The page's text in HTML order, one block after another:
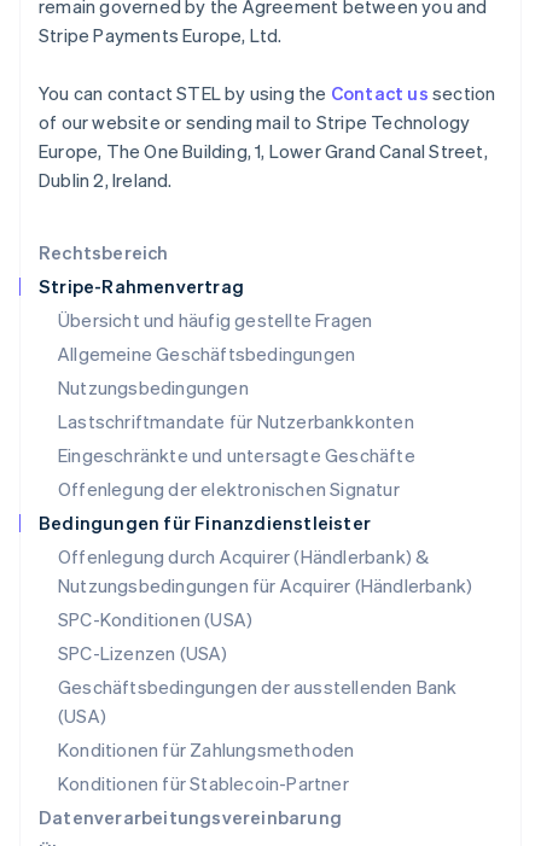
Rechtsbereich
Stripe-Rahmenvertrag
Übersicht und häufig gestellte Fragen
Allgemeine Geschäftsbedingungen
Nutzungsbedingungen
Lastschriftmandate für Nutzerbankkonten
Eingeschränkte und untersagte Geschäfte
Offenlegung der elektronischen Signatur
Bedingungen für Finanzdienstleister
Offenlegung durch Acquirer (Händlerbank) &
Nutzungsbedingungen für Acquirer (Händlerbank)
SPC-Konditionen (USA)
SPC-Lizenzen (USA)
Geschäftsbedingungen der ausstellenden Bank
(USA)
Konditionen für Zahlungsmethoden
Konditionen für Stablecoin-Partner
Datenverarbeitungsvereinbarung
remain governed by the Agreement between you and
Stripe Payments Europe, Ltd.
You can contact STEL by using the Contact us section
of our website or sending mail to Stripe Technology
Europe, The One Building, 1, Lower Grand Canal Street,
Dublin 2, Ireland.
Liechtenstein
Litauen
English
Luxemburg
Malaysia
Malta
English
Mexiko
EspañolEnglish
Neuseeland
Niederlande
NederlandsEnglish
Norwegen
English
Österreich
DeutschEnglish
Polen
English
Portugal
PortuguêsEnglish
English
Schweden
Svenska
Deutsch Français ItalianoEnglish
Singapur
Slowakei